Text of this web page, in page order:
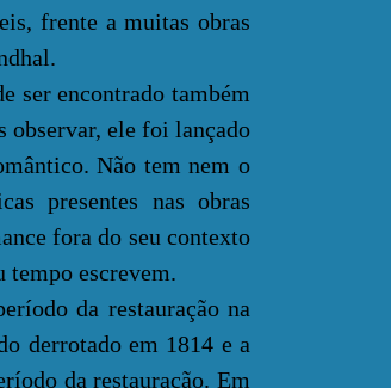
frente a muitas obras
ser encontrado também
observar, ele foi lançado
Não tem nem o
presentes nas obras
fora do seu contexto
tempo escrevem.
da restauração na
derrotado em 1814 e a
da restauração. Em